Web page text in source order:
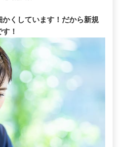
くしています！だから新規
！